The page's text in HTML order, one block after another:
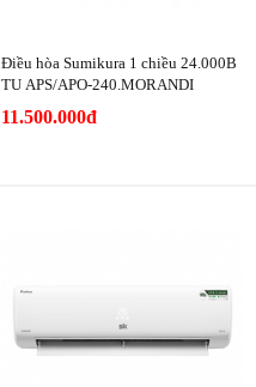
Điều hòa Sumikura 1 chiều 24.000B
TU APS/APO-240.MORANDI
11.500.000đ